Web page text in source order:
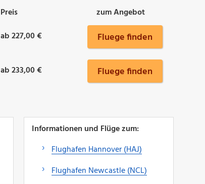
Preis
zum Angebot
ab 227,00 € Fluege finden
ab 233,00 € Fluege finden
Informationen und Flüge zum:
Flughafen Hannover (HAJ)
Flughafen Newcastle (NCL)